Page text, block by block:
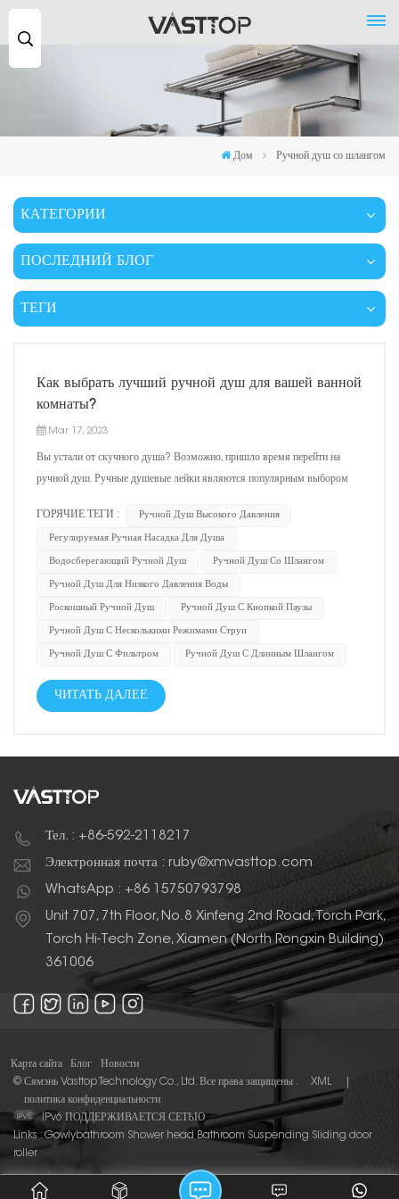
Дом Ручной душ со шлангом
КАТЕГОРИИ
ПОСЛЕДНИЙ БЛОГ
ТЕГИ
Как выбрать лучший ручной душ для вашей ванной
комнаты?
Mar 17, 2023
Вы устали от скучного душа? Возможно, пришло время перейти на
ручной душ. Ручные душевые лейки являются популярным выбором
использования. В этом блоге мы обсудим 10 основных ключевых слов,
которые следует учитывать при выборе лучшей ручной лейки...
ГОРЯЧИЕ ТЕГИ : Ручной Душ Высокого Давления
Регулируемая Ручная Насадка Для Душа
Водосберегающий Ручной Душ Ручной Душ Со Шлангом
Ручной Душ Для Низкого Давления Воды
Роскошный Ручной Душ Ручной Душ С Кнопкой Паузы
Ручной Душ С Несколькими Режимами Струи
Ручной Душ С Фильтром Ручной Душ С Длинным Шлангом
ЧИТАТЬ ДАЛЕЕ
Тел. : +86-592-2118217
Электронная почта : ruby@xmvasttop.com
WhatsApp : +86 15750793798
Unit 707, 7th Floor, No.8 Xinfeng 2nd Road, Torch Park,
Torch Hi-Tech Zone, Xiamen (North Rongxin Building)
361006
Карта сайта Блог
Новости
© Сямэнь Vasttop Technology Co., Ltd. Все права защищены .
XML
политика конфиденциальности
IPv6 ПОДДЕРЖИВАЕТСЯ СЕТЬЮ
Links :Gowlybathroom Shower head Bathroom Suspending Sliding door
roller